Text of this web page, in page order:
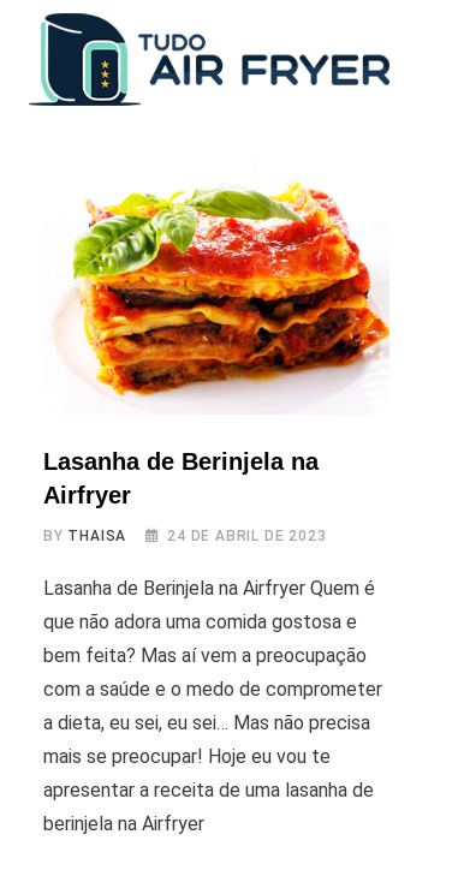
content
Lasanha de Berinjela na
Airfryer
BY THAISA 24 DE ABRIL DE 2023
Lasanha de Berinjela na Airfryer Quem é
que não adora uma comida gostosa e
bem feita? Mas aí vem a preocupação
com a saúde e o medo de comprometer
a dieta, eu sei, eu sei… Mas não precisa
mais se preocupar! Hoje eu vou te
apresentar a receita de uma lasanha de
berinjela na Airfryer